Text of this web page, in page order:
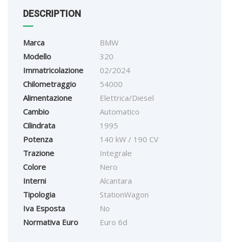
DESCRIPTION
Marca
BMW
Modello
320
Immatricolazione
02/2024
Chilometraggio
54000
Alimentazione
Elettrica/Diesel
Cambio
Automatico
Cilindrata
1995
Potenza
140 kW / 190 CV
Trazione
Integrale
Colore
Nero
Interni
Alcantara
Tipologia
StationWagon
Iva Esposta
No
Normativa Euro
Euro 6d